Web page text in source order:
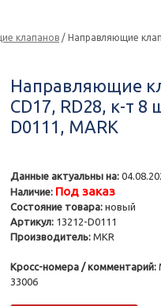
клапанов / Направляющие
Направляющие
CD17, RD28, к-т 8
D0111, MARK
Данные актуальны на:
Наличие: Под заказ
Состояние товара: новый
Артикул: 13212-D0111
Производитель: MKR
Кросс-номера / комментарий:
33006